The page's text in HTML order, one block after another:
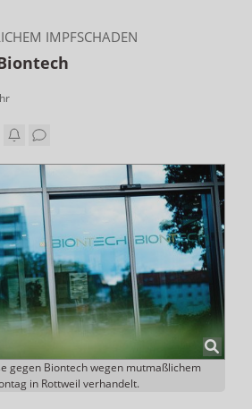
IMPFSCHADEN
gegen Biontech wegen mutmaßlichem
in Rottweil verhandelt.